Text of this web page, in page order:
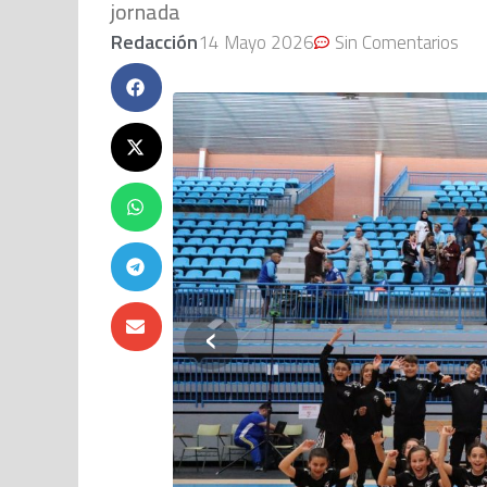
jornada
Redacción14 Mayo 2026 Sin Comentarios
‹